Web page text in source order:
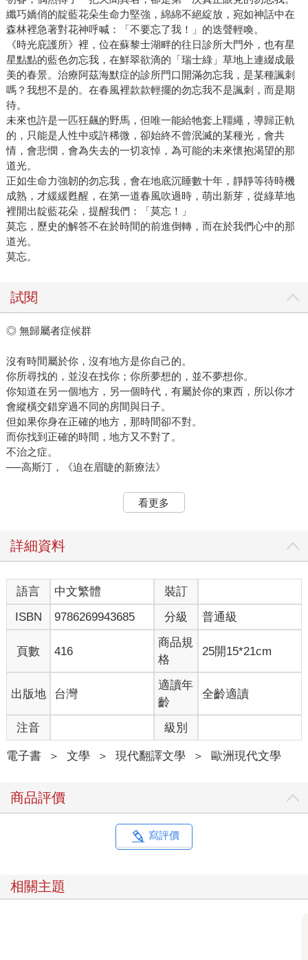
纖巧嬌俏的靛藍花朵生命力堅強，綿綿不絕綻放，宛如神話中在
森林裡急著對花神呼喊：「不要忘了我！」的迭聲輕喚。
《時光庇護所》裡，位在蘇黎士湖畔的往日診所大門外，也有星
星點點的藍色勿忘我，在鮮翠欲滴的「瑞士綠」草地上連綴成最
美的春景。治療阿茲海默症的診所門口開滿勿忘我，是某種諷刺
嗎？我想不是的。在春風裡款款輕擺的勿忘我不是諷刺，而是期
待。
未來也許是一匹狂飆的野馬，但唯一能給牠套上韁繩，導歸正軌
的，只能是人性中或許稀微，卻始終不曾泯滅的某種光，會共
情，會悲憫，會為失去的一切哀悼，為可能的未來懷抱渴望的那
道光。
正如生命力強韌的勿忘我，會在地底沉睡數十年，靜靜等待時機
成熟，才緩緩甦醒，在第一道春風吹過時，萌出新芽，從綠草地
裡開出靛藍花朵，提醒我們：「莫忘！」
莫忘，歷史的解答不在於時間的前進倒轉，而在於我們心中的那
道光。
莫忘。
試閱
◎ 無歸屬者症候群
沒有時間屬於你，沒有地方是你自己的。
你所尋找的，並沒在找你；你所夢想的，並不夢想你。
你知道在另一個地方，另一個時代，有屬於你的東西，所以你才
會縱橫交錯穿過不同的房間與日子。
但如果你身在正確的地方，那時間卻不對。
而你找到正確的時間，地方又不對了。
不治之症。
──高斯汀，《迫在眉睫的新療法》
高斯汀和我創設了我們的第一家往日診所。
日。你必須知道那個時代的故事，如果你沒辦法重新取得那些故
事，就必須自己編造。你必須知道那一年所有的事。流行的髮型
是什麼樣子？鞋子的鞋頭有多尖？香皂聞起來是什麼味道？要一
整套氣味型錄。那年的春天是不是多雨？八月的高溫是幾度？排
行榜冠軍的暢銷歌曲是哪一首？那年最重要的故事？不只是新
聞，還有謠言八卦，都會傳說等等。情況有時會更加複雜，端視
你想召回你面前的是什麼樣的往日而定。
蘇黎士診所發展得相當好，甚至超過我們的預期。高斯汀占用了
整棟公寓建築的頂樓，我們可以創造六○年代的各種變化形態。不
用整棟建築，於是便開始設置往日房間，同時也在幾個其他國
家，包括保加利亞，開設小型診所。
阿茲海默症，或更為一般的記憶喪失，成為世界上蔓延最迅速的
命的拉長，這是無可避免的發展。每一個人都會變老。老先生會
看更多
詳細資料
語言 中文繁體
裝訂
ISBN
9786269943685 分級 普通級
頁數 416
商品規
格
25開15*21cm
出版地 台灣
適讀年
齡
全齡適讀
注音 級別
電子書 ＞ 文學 ＞ 現代翻譯文學 ＞ 歐洲現代文學
商品評價
寫評價
相關主題